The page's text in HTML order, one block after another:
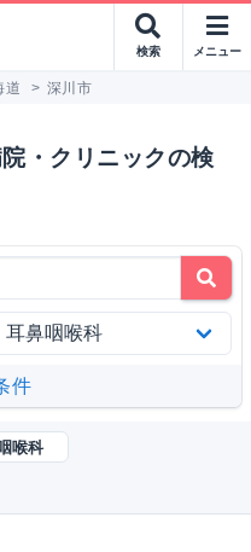
検索 メニュー
道 > 深川市
・クリニックの検
件
喉科